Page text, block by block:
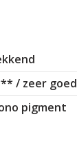
/ zeer goed
pigment